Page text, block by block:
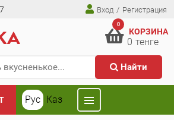
Вход / Регистрация
Найти
0
КОРЗИНА
0 тенге
Рус Каз